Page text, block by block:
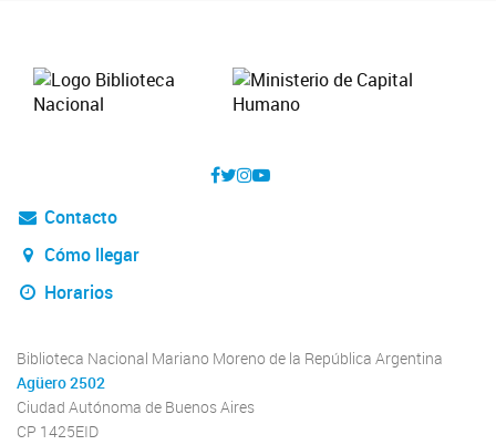
Contacto
Cómo llegar
Horarios
Biblioteca Nacional Mariano Moreno de la República Argentina
Agüero 2502
Ciudad Autónoma de Buenos Aires
CP 1425EID